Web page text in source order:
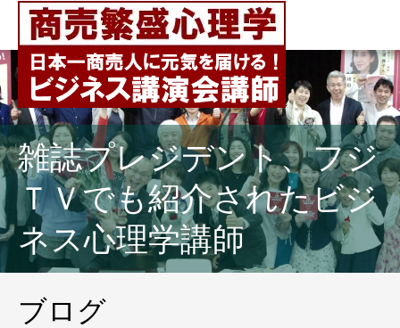
雑誌プレジデント、フジ
ＴＶでも紹介されたビジ
ネス心理学講師
ブログ